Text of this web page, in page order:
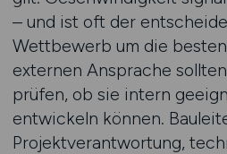
– und ist oft der
Wettbewerb um die
externen Ansprache
prüfen, ob sie intern
entwickeln können.
Projektverantwortung,